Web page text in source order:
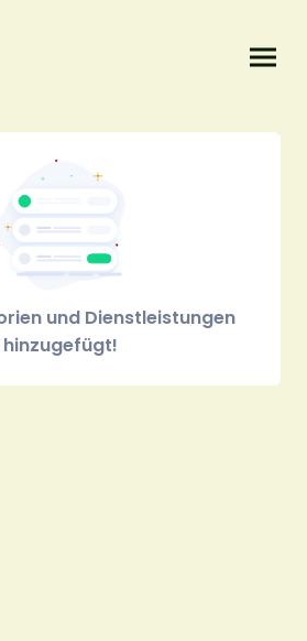
und Dienstleistungen
hinzugefügt!